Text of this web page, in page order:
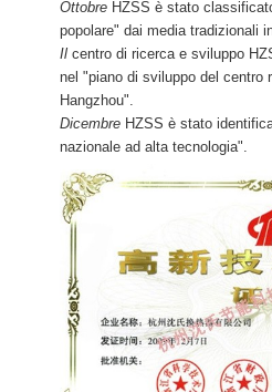
Ottobre HZSS è stato
popolare" dai media tradizionali
Il centro di ricerca e sviluppo
nel "piano di sviluppo del centro
Hangzhou".
Dicembre HZSS è stato
nazionale ad alta tecnologia".